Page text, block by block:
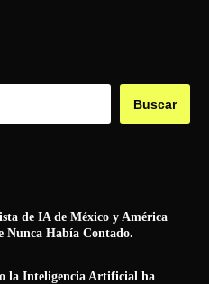
Buscar
de IA de México y América
Nunca Había Contado.
la Inteligencia Artificial ha